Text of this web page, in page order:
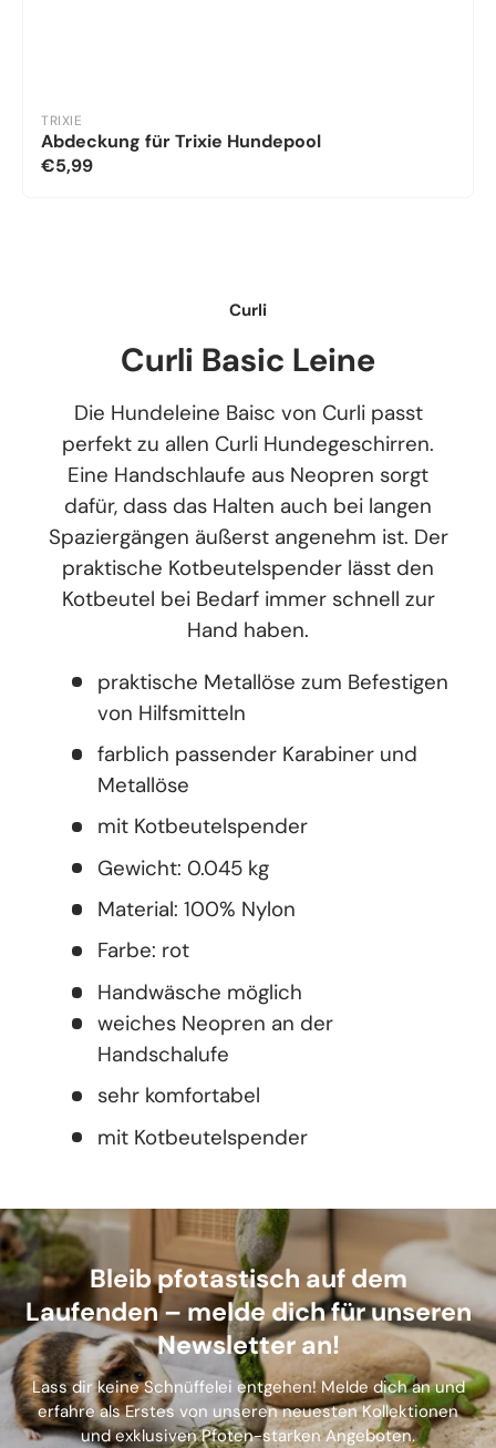
TRIXIE
Abdeckung für Trixie Hundepool
€5,99
Curli
Curli Basic Leine
Die Hundeleine Baisc von Curli passt
perfekt zu allen Curli Hundegeschirren.
Eine Handschlaufe aus Neopren sorgt
dafür, dass das Halten auch bei langen
Spaziergängen äußerst angenehm ist. Der
praktische Kotbeutelspender lässt den
Kotbeutel bei Bedarf immer schnell zur
Hand haben.
praktische Metallöse zum Befestigen
von Hilfsmitteln
farblich passender Karabiner und
Metallöse
mit Kotbeutelspender
Gewicht: 0.045 kg
Material: 100% Nylon
Farbe: rot
Handwäsche möglich
weiches Neopren an der
Handschalufe
sehr komfortabel
mit Kotbeutelspender
Bleib pfotastisch auf dem
Laufenden – melde dich für unseren
Newsletter an!
Lass dir keine Schnüffelei entgehen! Melde dich an und
erfahre als Erstes von unseren neuesten Kollektionen
und exklusiven Pfoten-starken Angeboten.